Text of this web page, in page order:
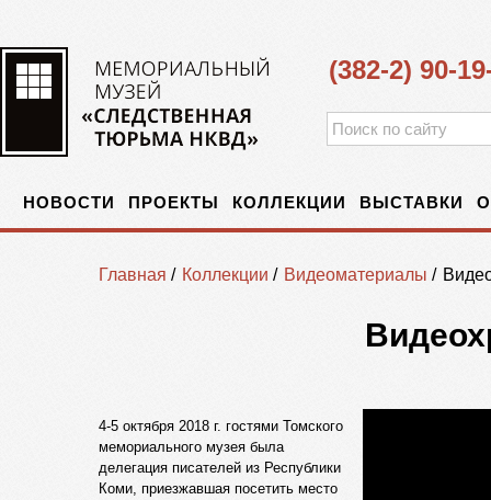
(382-2) 90-
НОВОСТИ ПРОЕКТЫ КОЛЛЕКЦИИ ВЫСТАВКИ
Главная / Коллекции / Видеоматериалы /
4-5 октября 2018 г. гостями Томского
мемориального музея была
делегация писателей из Республики
Коми, приезжавшая посетить место